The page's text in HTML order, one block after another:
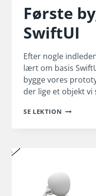
Første
SwiftUI
Efter nogle
lært om basis
bygge vores
der lige et objekt vi
SE LEKTION FØRSTE